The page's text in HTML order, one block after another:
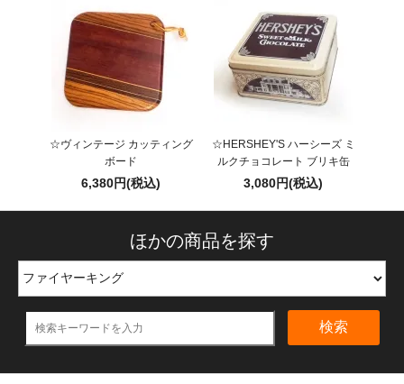
☆ヴィンテージ カッティング
ボード
6,380円(税込)
☆HERSHEY'S ハーシーズ ミ
ルクチョコレート ブリキ缶
3,080円(税込)
ほかの商品を探す
検索